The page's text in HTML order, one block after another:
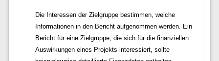
Die Interessen der Zielgruppe bestimmen, welche
Informationen in den Bericht aufgenommen werden. Ein
Bericht für eine Zielgruppe, die sich für die finanziellen
Auswirkungen eines Projekts interessiert, sollte